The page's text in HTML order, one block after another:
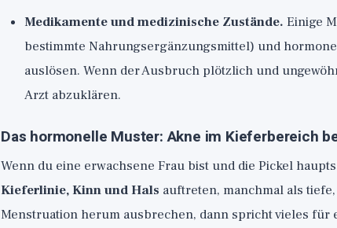
Medikamente und medizinische Zustände. Einige
bestimmte Nahrungsergänzungsmittel) und
auslösen. Wenn der Ausbruch plötzlich und
Arzt abzuklären.
Das hormonelle Muster: Akne im Kieferbereich
Wenn du eine erwachsene Frau bist und die Pickel
Kieferlinie, Kinn und Hals auftreten, manchmal als
Menstruation herum ausbrechen, dann spricht vieles für